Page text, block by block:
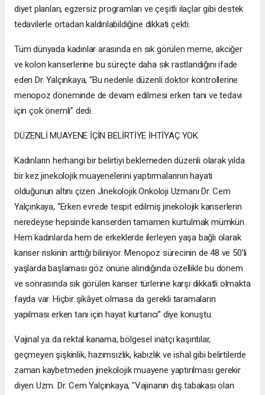
diyet planları, egzersiz programları ve çeşitli ilaçlar gibi destek
tedavilerle ortadan kaldırılabildiğine dikkati çekti.
Tüm dünyada kadınlar arasında en sık görülen meme, akciğer
ve kolon kanserlerine bu süreçte daha sık rastlandığını ifade
eden Dr. Yalçınkaya, "Bu nedenle düzenli doktor kontrollerine
menopoz döneminde de devam edilmesi erken tanı ve tedavi
için çok önemli” dedi.
DÜZENLİ MUAYENE İÇİN BELİRTİYE İHTİYAÇ YOK
Kadınların herhangi bir belirtiyi beklemeden düzenli olarak yılda
bir kez jinekolojik muayenelerini yaptırmalarının hayati
olduğunun altını çizen Jinekolojik Onkoloji Uzmanı Dr. Cem
Yalçınkaya, “Erken evrede tespit edilmiş jinekolojik kanserlerin
neredeyse hepsinde kanserden tamamen kurtulmak mümkün.
Hem kadınlarda hem de erkeklerde ilerleyen yaşa bağlı olarak
kanser riskinin arttığı biliniyor. Menopoz sürecinin de 48 ve 50’li
yaşlarda başlaması göz önüne alındığında özellikle bu dönem
ve sonrasında sık görülen kanser türlerine karşı dikkatli olmakta
fayda var. Hiçbir şikâyet olmasa da gerekli taramaların
yapılması erken tanı için hayat kurtarıcı” diye konuştu.
Vajinal ya da rektal kanama, bölgesel inatçı kaşıntılar,
geçmeyen şişkinlik, hazımsızlık, kabızlık ve ishal gibi belirtilerde
zaman kaybetmeden jinekolojik muayene yaptırılması gerekir
diyen Uzm. Dr. Cem Yalçınkaya, "Vajinanın dış tabakası olan